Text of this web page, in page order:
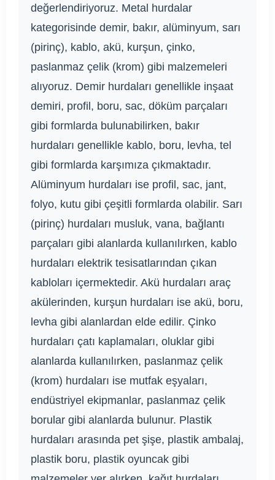
değerlendiriyoruz. Metal hurdalar
kategorisinde demir, bakır, alüminyum, sarı
(pirinç), kablo, akü, kurşun, çinko,
paslanmaz çelik (krom) gibi malzemeleri
alıyoruz. Demir hurdaları genellikle inşaat
demiri, profil, boru, sac, döküm parçaları
gibi formlarda bulunabilirken, bakır
hurdaları genellikle kablo, boru, levha, tel
gibi formlarda karşımıza çıkmaktadır.
Alüminyum hurdaları ise profil, sac, jant,
folyo, kutu gibi çeşitli formlarda olabilir. Sarı
(pirinç) hurdaları musluk, vana, bağlantı
parçaları gibi alanlarda kullanılırken, kablo
hurdaları elektrik tesisatlarından çıkan
kabloları içermektedir. Akü hurdaları araç
akülerinden, kurşun hurdaları ise akü, boru,
levha gibi alanlardan elde edilir. Çinko
hurdaları çatı kaplamaları, oluklar gibi
alanlarda kullanılırken, paslanmaz çelik
(krom) hurdaları ise mutfak eşyaları,
endüstriyel ekipmanlar, paslanmaz çelik
borular gibi alanlarda bulunur. Plastik
hurdaları arasında pet şişe, plastik ambalaj,
plastik boru, plastik oyuncak gibi